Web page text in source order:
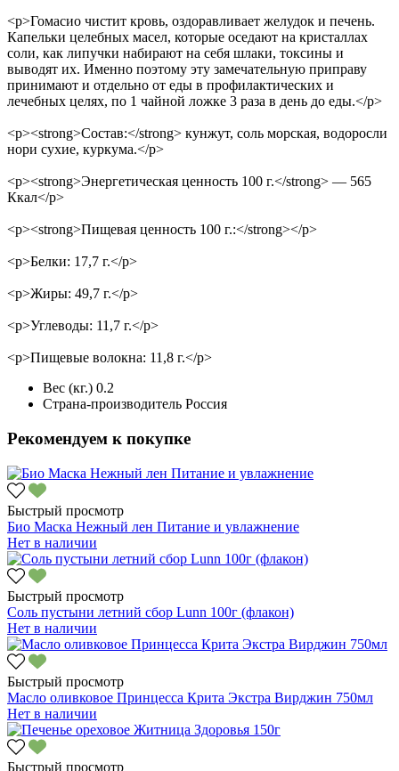
<p>Гомасио чистит кровь, оздоравливает желудок и печень.
Капельки целебных масел, которые оседают на кристаллах
соли, как липучки набирают на себя шлаки, токсины и
выводят их. Именно поэтому эту замечательную приправу
принимают и отдельно от еды в профилактических и
лечебных целях, по 1 чайной ложке 3 раза в день до еды.</p>
<p><strong>Состав:</strong> кунжут, соль морская, водоросли
нори сухие, куркума.</p>
<p><strong>Энергетическая ценность 100 г.</strong> — 565
Ккал</p>
<p><strong>Пищевая ценность 100 г.:</strong></p>
<p>Белки: 17,7 г.</p>
<p>Жиры: 49,7 г.</p>
<p>Углеводы: 11,7 г.</p>
<p>Пищевые волокна: 11,8 г.</p>
Вес (кг.) 0.2
Страна-производитель Россия
Рекомендуем к покупке
Быстрый просмотр
Био Маска Нежный лен Питание и увлажнение
Нет в наличии
Быстрый просмотр
Соль пустыни летний сбор Lunn 100г (флакон)
Нет в наличии
Быстрый просмотр
Масло оливковое Принцесса Крита Экстра Вирджин 750мл
Нет в наличии
Быстрый просмотр